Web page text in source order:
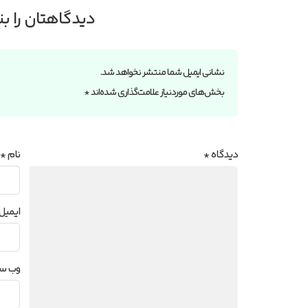
دیدگاهتان را
نشانی ایمیل شما منتشر نخواهد شد.
بخش‌های موردنیاز علامت‌گذاری شده‌اند*
دیدگاه* نام*
وب‌